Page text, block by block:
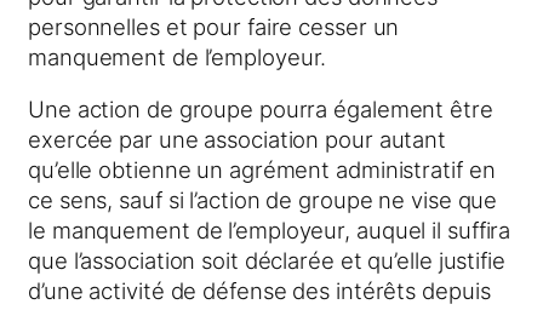
personnelles et pour faire cesser un
manquement de l’employeur.
Une action de groupe pourra également être
exercée par une association pour autant
qu’elle obtienne un agrément administratif en
ce sens, sauf si l’action de groupe ne vise que
le manquement de l’employeur, auquel il suffira
que l’association soit déclarée et qu’elle justifie
d’une activité de défense des intérêts depuis